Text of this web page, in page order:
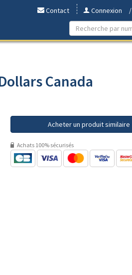
Contact Connexion /
Canada
Acheter un produit similaire
Achats 100% sécurisés